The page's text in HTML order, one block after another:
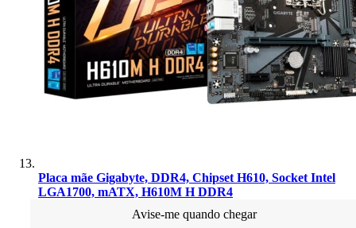
Placa mãe Gigabyte, DDR4, Chipset H610, Socket Intel
LGA1700, mATX, H610M H DDR4
Avise-me quando chegar